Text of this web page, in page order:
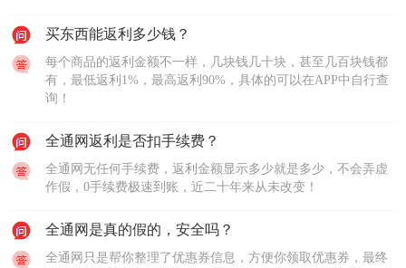
买东西能返利多少钱？
每个商品的返利金额不一样，几块钱几十块，甚至几百块钱都
有，最低返利1%，最高返利90%，具体的可以在APP中自行查
询！
全通网返利是否扣手续费？
全通网无任何手续费，返利金额显示多少就是多少，不会弄虚
作假，0手续费极速到账，近二十年来从未改变！
全通网是真的假的，安全吗？
全通网只是帮你整理了优惠券信息，方便你领取优惠券，最终